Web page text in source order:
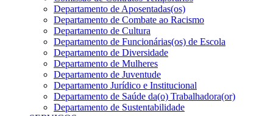
Departamento de Aposentadas(os)
Departamento de Combate ao Racismo
Departamento de Cultura
Departamento de Funcionárias(os) de Escola
Departamento de Diversidade
Departamento de Mulheres
Departamento de Juventude
Departamento Jurídico e Institucional
Departamento de Saúde da(o) Trabalhadora(or)
Departamento de Sustentabilidade